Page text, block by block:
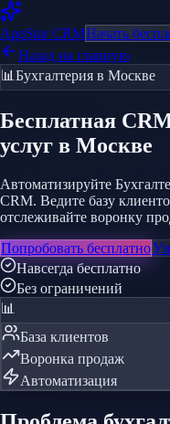
AppStarCRMНачать
Назад на главную
📊 Бухгалтерия в Москве
Бесплатная
услуг в Москве
Автоматизируйте
CRM. Ведите базу
отслеживайте воронку
Попробовать бесплатно
Навсегда бесплатно
Без ограничений
📊
База клиентов
Воронка продаж
Автоматизация